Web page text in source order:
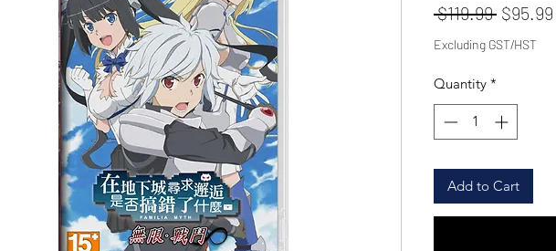
$119.99 $95.99
Excluding GST/HST
Quantity *
Add to Cart